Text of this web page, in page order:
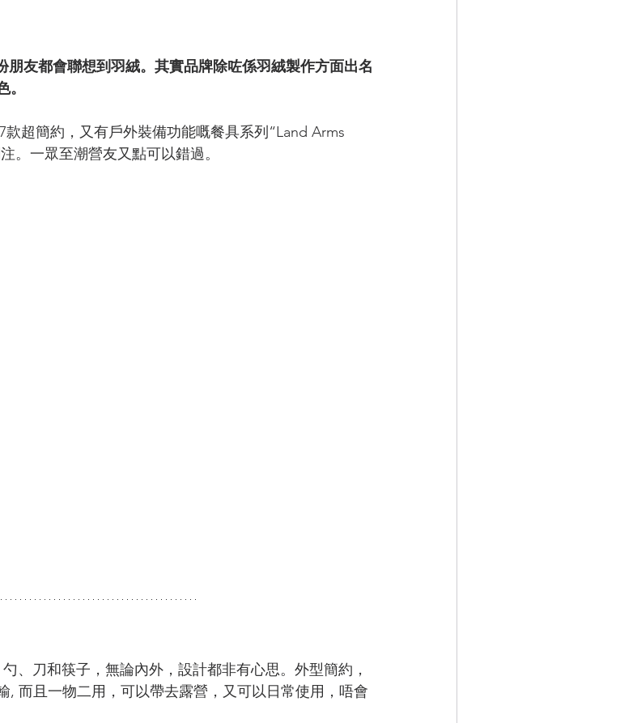
朋友都會聯想到羽絨。其實品牌除咗係羽絨製作方面出名
超簡約，又有戶外裝備功能嘅餐具系列“Land Arms
。一眾至潮營友又點可以錯過。
、刀和筷子，無論內外，設計都非有心思。外型簡約，
, 而且一物二用，可以帶去露營，又可以日常使用，唔會